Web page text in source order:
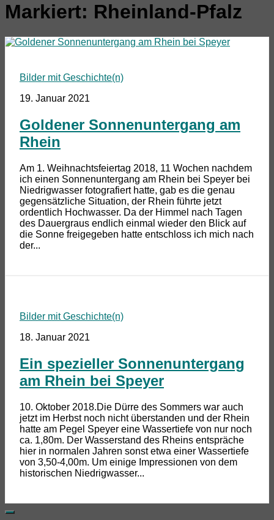
Markiert: Rheinland-Pfalz
Bilder mit Geschichte(n)
19. Januar 2021
Goldener Sonnenuntergang am
Rhein
Am 1. Weihnachtsfeiertag 2018, 11 Wochen nachdem
ich einen Sonnenuntergang am Rhein bei Speyer bei
Niedrigwasser fotografiert hatte, gab es die genau
gegensätzliche Situation, der Rhein führte jetzt
ordentlich Hochwasser. Da der Himmel nach Tagen
des Dauergraus endlich einmal wieder den Blick auf
die Sonne freigegeben hatte entschloss ich mich nach
der...
Bilder mit Geschichte(n)
18. Januar 2021
Ein spezieller Sonnenuntergang
am Rhein bei Speyer
10. Oktober 2018.Die Dürre des Sommers war auch
jetzt im Herbst noch nicht überstanden und der Rhein
hatte am Pegel Speyer eine Wassertiefe von nur noch
ca. 1,80m. Der Wasserstand des Rheins entspräche
hier in normalen Jahren sonst etwa einer Wassertiefe
von 3,50-4,00m. Um einige Impressionen von dem
historischen Niedrigwasser...